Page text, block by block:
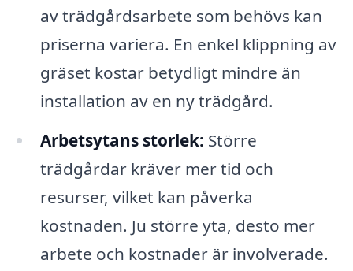
av trädgårdsarbete som behövs kan
priserna variera. En enkel klippning av
gräset kostar betydligt mindre än
installation av en ny trädgård.
Arbetsytans storlek: Större
trädgårdar kräver mer tid och
resurser, vilket kan påverka
kostnaden. Ju större yta, desto mer
arbete och kostnader är involverade.